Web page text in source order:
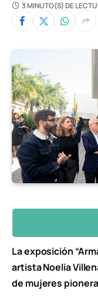
3 MINUTO(S) DE
La exposición
artista Noelia
de mujeres